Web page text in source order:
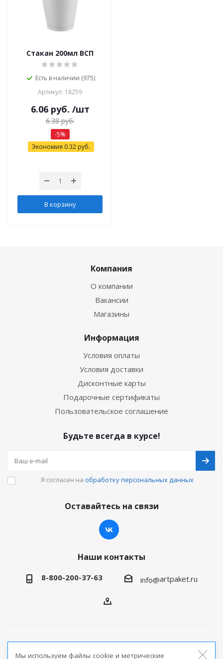
Стакан 200мл ВСП
Есть в наличии (975)
Артикул: 18259
6.06руб. /шт
6.38руб.
-5%
Экономия 0.32руб.
В корзину
Компания
О компании
Вакансии
Магазины
Информация
Условия оплаты
Условия доставки
Дисконтные карты
Подарочные сертификаты
Пользовательское соглашение
Будьте всегда в курсе!
Я согласен на обработку персональных данных
Оставайтесь на связи
Наши контакты
8-800-200-37-63 info@artpaket.ru
Мы используем файлы cookie и метрические